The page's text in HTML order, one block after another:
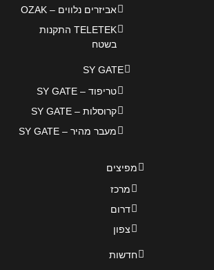
אביזרים נלווים – OZAK
TELETEK התקנות
בשטח
SY GATE
טריפוד – SY GATE
קרוסלות – SY GATE
מעבר מהיר – SY GATE
מפיצים
מרכז
דרום
צפון
חדשות